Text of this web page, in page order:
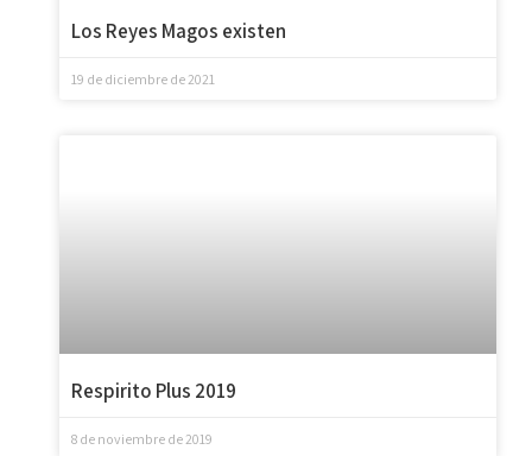
Los Reyes Magos existen
19 de diciembre de 2021
Respirito Plus 2019
8 de noviembre de 2019